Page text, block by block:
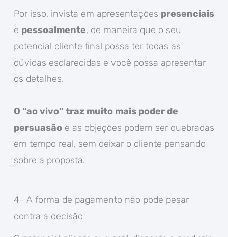
Por isso, invista em apresentações presenciais
e pessoalmente, de maneira que o seu
potencial cliente final possa ter todas as
dúvidas esclarecidas e você possa apresentar
os detalhes.
O “ao vivo” traz muito mais poder de
persuasãoe as objeções podem ser quebradas
em tempo real, sem deixar o cliente pensando
sobre a proposta.
4- A forma de pagamento não pode pesar
contra a decisão